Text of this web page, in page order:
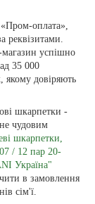
оплата»,
реквізитами.
магазин успішно
35 000
якому довіряють
шкарпетки -
чудовим
шкарпетки,
/ 12 пар 20-
Україна"
в замовлення
сім'ї.